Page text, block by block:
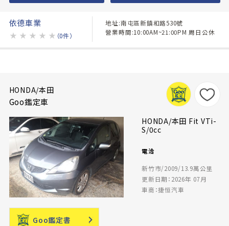
依德車業
★ ★ ★ ★ ★ （0件）
地址:南屯區新鎮和路530號
營業時間:10:00AM~21:00PM 周日公休
HONDA/本田
Goo鑑定車
HONDA/本田 Fit VTi-
S/0cc
電洽
新竹市/2009/13.9萬公里
更新日期：2026年 07月
車商：捷恒汽車
Goo鑑定書